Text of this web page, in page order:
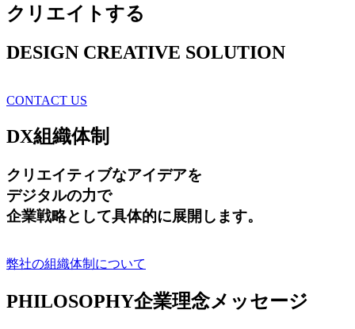
クリエイトする
DESIGN CREATIVE SOLUTION
CONTACT US
DX組織体制
クリエイティブなアイデアを
デジタルの力で
企業戦略として具体的に展開します。
弊社の組織体制について
PHILOSOPHY企業理念メッセージ